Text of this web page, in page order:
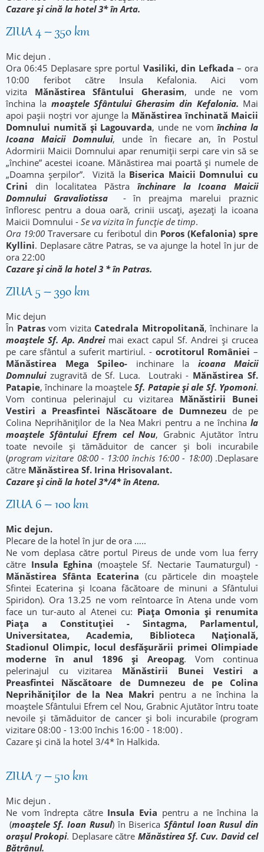
Cazare și cină la hotel 3* în Arta.
ZIUA 4 – 350 km
Mic dejun .
Ora 06:45 Deplasare spre portul Vasiliki, din Lefkada – ora
10:00 feribot către Insula Kefalonia. Aici vom
vizita Mănăstirea Sfântului Gherasim, unde ne vom
închina la moaștele Sfântului Gherasim din Kefalonia. Mai
apoi pașii noștri vor ajunge la Mănăstirea închinată Maicii
Domnului numită și Lagouvarda, unde ne vomînchina la
Icoana Maicii Domnului, unde în fiecare an, în Postul
Adormirii Maicii Domnului apar renumiții serpi care vin să se
„închine” acestei icoane. Mănăstirea mai poartă și numele de
„Doamna șerpilor”. Vizită la Biserica Maicii Domnului cu
Crini din localitatea Păstra
închinare la Icoana Maicii
Domnului Gravaliotissa
- în preajma marelui praznic
înfloresc pentru a doua oară, crinii uscați, așezați la icoana
Maicii Domnului - Se va vizita în funcție de timp.
Ora 19:00Traversare cu feribotul din Poros (Kefalonia) spre
Kyllini. Deplasare către Patras, se va ajunge la hotel în jur de
ora 22:00
Cazare și cină la hotel 3 * în Patras.
ZIUA 5 – 390 km
Mic dejun
În Patrasvom vizita Catedrala Mitropolitană, închinare la
moaştele Sf. Ap. Andreimai exact capul Sf. Andrei şi crucea
pe care sfântul a suferit martiriul. - ocrotitorul României –
Mănăstirea Mega Spileo- inchinare la icoana Maicii
Domnuluizugravită de Sf. Luca. Loutraki - Mănăstirea Sf.
Patapie, închinare la moaștele Sf. Patapie şi ale Sf. Ypomoni.
Vom continua pelerinajul cu vizitarea Mănăstirii Bunei
Vestiri a Preasfintei Născătoare de Dumnezeu de pe
Colina Neprihăniților de la Nea Makri pentru a ne închina la
moaștele Sfântului Efrem cel Nou, Grabnic Ajutător întru
toate nevoile şi tămăduitor de cancer şi boli incurabile
(program vizitare 08:00 - 13:00 închis 16:00 - 18:00) .Deplasare
către Mănăstirea Sf. Irina Hrisovalant.
Cazare și cină la hotel 3*/4* în Atena.
ZIUA 6 – 100 km
Mic dejun.
Plecare de la hotel în jur de ora …..
Ne vom deplasa către portul Pireus de unde vom lua ferry
către Insula Eghina (moaştele Sf. Nectarie Taumaturgul) -
Mănăstirea Sfânta Ecaterina (cu părticele din moaștele
Sfintei Ecaterina și Icoana făcătoare de minuni a Sfântului
Spiridon). Ora 13.25 ne vom reîntoarce în Atena unde vom
face un tur-auto al Atenei cu: Piața Omonia și renumita
Piața a Constituției - Sintagma, Parlamentul,
Universitatea, Academia, Biblioteca Națională,
Stadionul Olimpic, locul desfășurării primei Olimpiade
moderne în anul 1896 și Areopag. Vom continua
pelerinajul cu vizitarea Mănăstirii Bunei Vestiri a
Preasfintei Născătoare de Dumnezeu de pe Colina
Neprihăniților de la Nea Makri pentru a ne închina la
moaștele Sfântului Efrem cel Nou, Grabnic Ajutător întru toate
nevoile şi tămăduitor de cancer şi boli incurabile (program
vizitare 08:00 - 13:00 închis 16:00 - 18:00) .
Cazare și cină la hotel 3/4* în Halkida.
ZIUA 7 – 510 km
Mic dejun .
Ne vom îndrepta către Insula Evia pentru a ne închina la
(moaştele Sf. Ioan Rusul) în Biserica Sfântul Ioan Rusul din
orașul Prokopi. Deplasare către MănăstireaSf. Cuv. David cel
Bătrânul.